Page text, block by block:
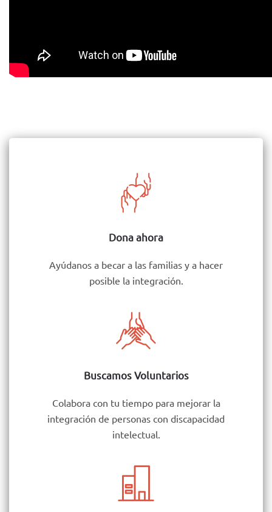
Dona ahora
Ayúdanos a becar a las familias y a hacer
posible la integración.
Buscamos Voluntarios
Colabora con tu tiempo para mejorar la
integración de personas con discapacidad
intelectual.